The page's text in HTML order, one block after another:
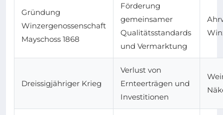
Gründung
Winzergenossenschaft
Mayschoss 1868
Förderung
gemeinsamer
Qualitätsstandards
und Vermarktung
Dreissigjähriger Krieg
Verlust von
Ernteerträgen und
Investitionen